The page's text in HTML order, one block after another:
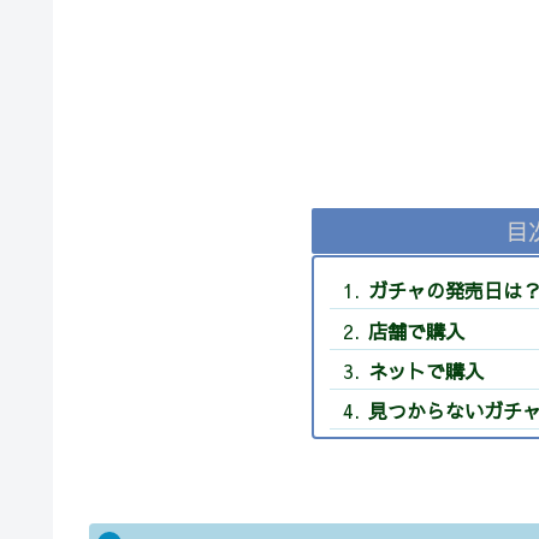
目
ガチャの発売日は？
店舗で購入
ネットで購入
見つからないガチ